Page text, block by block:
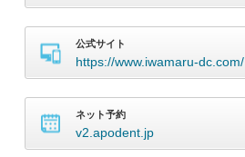
公式サイト
https://www.iwamaru-dc.com/
ネット予約
v2.apodent.jp